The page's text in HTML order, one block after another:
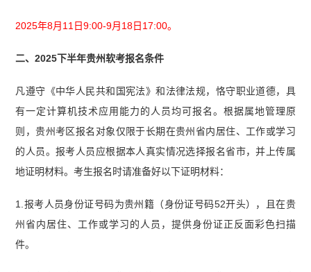
项目管理工程师考试应用技术真题(第一批次)】
2025年8月11日9:00-9月18日17:00。
二、2025下半年贵州软考报名条件
凡遵守《中华人民共和国宪法》和法律法规，恪守职业道德，具
有一定计算机技术应用能力的人员均可报名。根据属地管理原
则，贵州考区报名对象仅限于长期在贵州省内居住、工作或学习
的人员。报考人员应根据本人真实情况选择报名省市，并上传属
地证明材料。考生报名时请准备好以下证明材料：
1.报考人员身份证号码为贵州籍（身份证号码52开头），且在贵
州省内居住、工作或学习的人员，提供身份证正反面彩色扫描
件。